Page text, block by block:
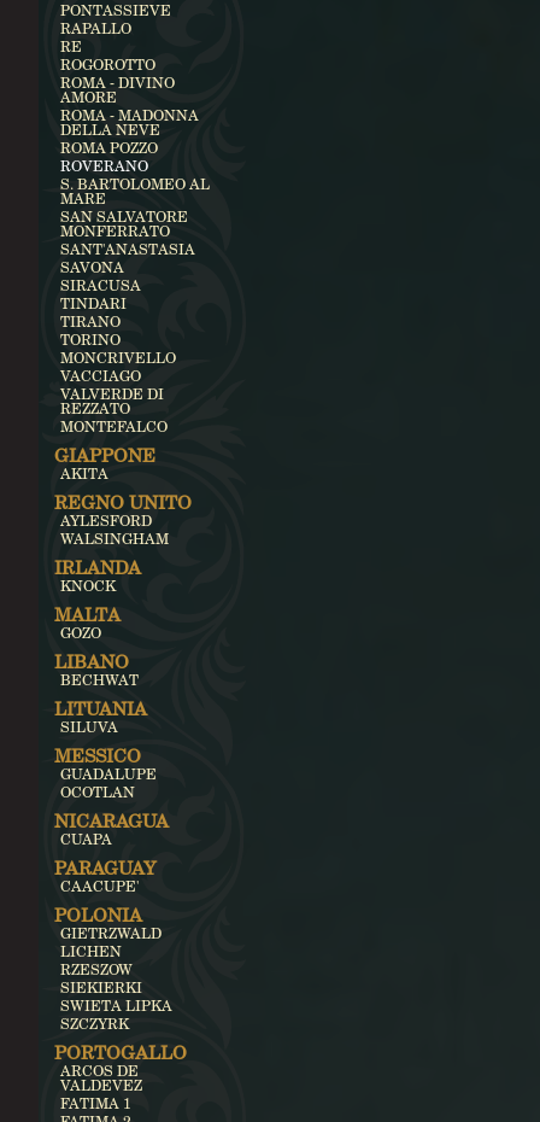
PONTASSIEVE
RAPALLO
RE
ROGOROTTO
ROMA - DIVINO
AMORE
ROMA - MADONNA
DELLA NEVE
ROMA POZZO
ROVERANO
S. BARTOLOMEO AL
MARE
SAN SALVATORE
MONFERRATO
SANT'ANASTASIA
SAVONA
SIRACUSA
TINDARI
TIRANO
TORINO
MONCRIVELLO
VACCIAGO
VALVERDE DI
REZZATO
MONTEFALCO
GIAPPONE
AKITA
REGNO UNITO
AYLESFORD
WALSINGHAM
IRLANDA
KNOCK
MALTA
GOZO
LIBANO
BECHWAT
LITUANIA
SILUVA
MESSICO
GUADALUPE
OCOTLAN
NICARAGUA
CUAPA
PARAGUAY
CAACUPE'
POLONIA
GIETRZWALD
LICHEN
RZESZOW
SIEKIERKI
SWIETA LIPKA
SZCZYRK
PORTOGALLO
ARCOS DE
VALDEVEZ
FATIMA 1